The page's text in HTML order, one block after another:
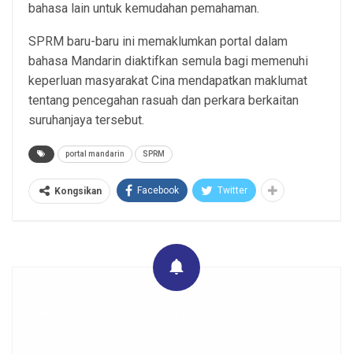
bahasa lain untuk kemudahan pemahaman.
SPRM baru-baru ini memaklumkan portal dalam
bahasa Mandarin diaktifkan semula bagi memenuhi
keperluan masyarakat Cina mendapatkan maklumat
tentang pencegahan rasuah dan perkara berkaitan
suruhanjaya tersebut.
portal mandarin SPRM
Kongsikan Facebook Twitter